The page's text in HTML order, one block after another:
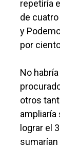
repetiría
de
y
por
No
otros
ampliaría
lograr el